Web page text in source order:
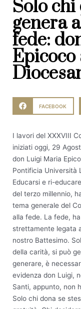
Solo chi
genera
fede:
Epicoco
FACEBOOK
I lavori del XXXVIII
iniziati oggi, 29
don Luigi Maria
Pontificia Università
Educarsi e ri-
del terzo millennio,
tema generale del
alla fede. La fede,
strettamente legata
nostro Battesimo.
della carità, si può
generare, è
evidenza don Luigi,
Santi, appunto, non
Solo chi dona se